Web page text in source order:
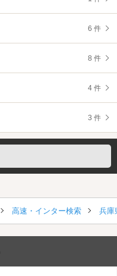
6 件
8 件
4 件
3 件
高速・インター検索 兵庫